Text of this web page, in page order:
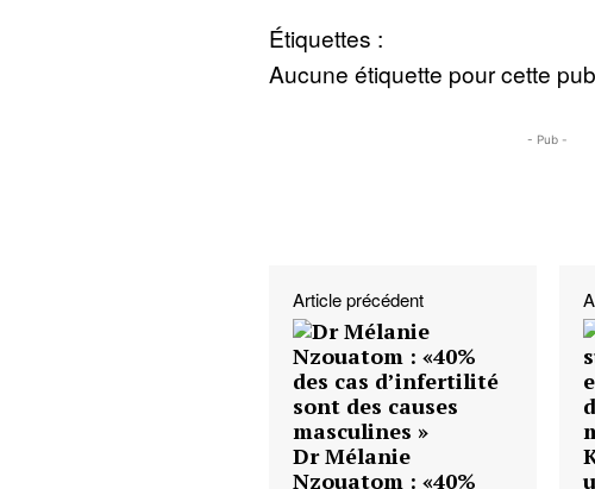
Étiquettes :
Aucune étiquette pour cette
- Pub -
Article précédent
Dr Mélanie
Nzouatom : «40%